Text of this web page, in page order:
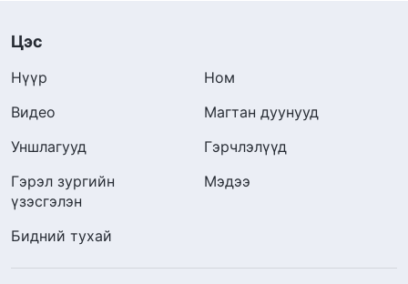
Цэс
Нүүр
Ном
Видео
Магтан дуунууд
Уншлагууд
Гэрчлэлүүд
Гэрэл зургийн
үзэсгэлэн
Мэдээ
Бидний тухай